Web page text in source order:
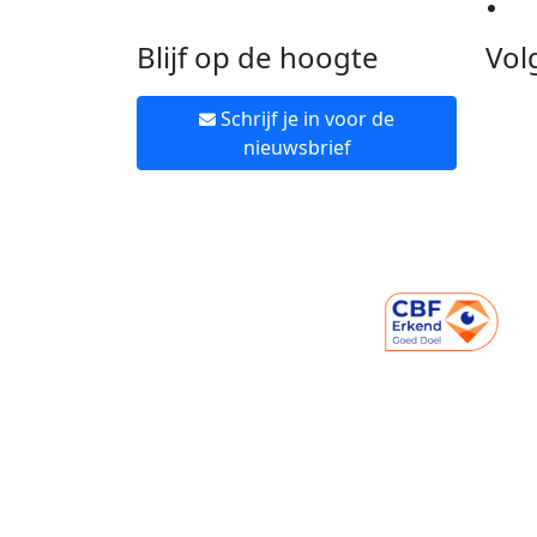
Blijf op de hoogte
Schrijf je in voor de
nieuwsbrief